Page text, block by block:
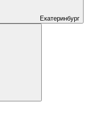
Екатеринбург